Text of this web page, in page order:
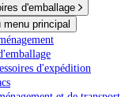
d'emballage
menu principal
d'expédition